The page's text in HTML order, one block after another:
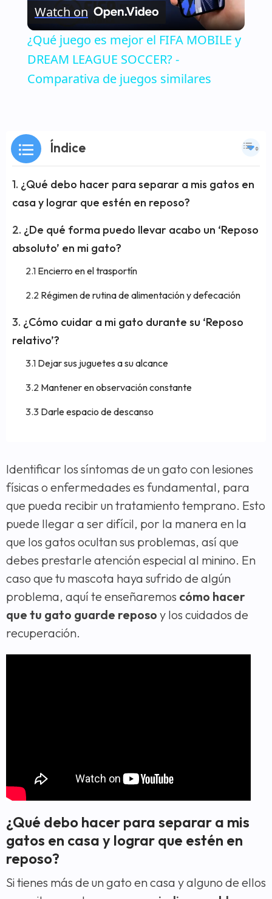
Video
Watch on
¿Qué juego es mejor el FIFA MOBILE y
DREAM LEAGUE SOCCER? -
Comparativa de juegos similares
Índice
¿Qué debo hacer para separar a mis gatos en
casa y lograr que estén en reposo?
¿De qué forma puedo llevar acabo un ‘Reposo
absoluto’ en mi gato?
Encierro en el trasportín
Régimen de rutina de alimentación y defecación
¿Cómo cuidar a mi gato durante su ‘Reposo
relativo’?
Dejar sus juguetes a su alcance
Mantener en observación constante
Darle espacio de descanso
Identificar los síntomas de un gato con lesiones
físicas o enfermedades es fundamental, para
que pueda recibir un tratamiento temprano. Esto
puede llegar a ser difícil, por la manera en la
que los gatos ocultan sus problemas, así que
debes prestarle atención especial al minino. En
caso que tu mascota haya sufrido de algún
problema, aquí te enseñaremos cómo hacer
que tu gato guarde reposo y los cuidados de
recuperación.
¿Qué debo hacer para separar a mis
gatos en casa y lograr que estén en
reposo?
Si tienes más de un gato en casa y alguno de ellos